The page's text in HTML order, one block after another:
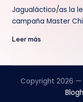
Jagualáctico/as la
campaña Master
Leer más
Copyright 2026 —